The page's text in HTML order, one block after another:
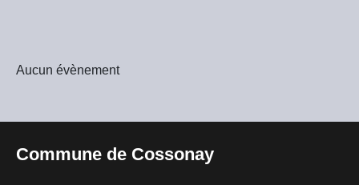
Aucun évènement
Commune de Cossonay